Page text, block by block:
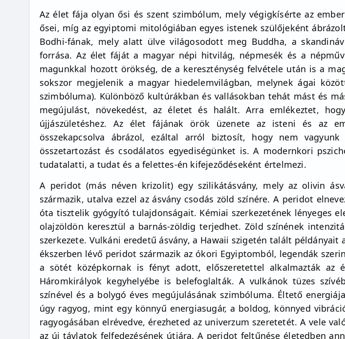
Az élet fája olyan ősi és szent szimbólum, mely végigkísérte az
ősei, míg az egyiptomi mitológiában egyes istenek szülőjeként
Bodhi-fának, mely alatt ülve világosodott meg Buddha, a
forrása. Az élet fáját a magyar népi hitvilág, népmesék és a
magunkkal hozott örökség, de a kereszténység felvétele után is a
sokszor megjelenik a magyar hiedelemvilágban, melynek ágai
szimbóluma). Különböző kultúrákban és vallásokban tehát mást és
megújulást, növekedést, az életet és halált. Arra emlékeztet,
újjászületéshez. Az élet fájának örök üzenete az isteni és az
összekapcsolva ábrázol, ezáltal arról biztosít, hogy nem
összetartozást és csodálatos egyediségünket is. A modernkori
tudatalatti, a tudat és a felettes-én kifejeződéseként értelmezi.
A peridot (más néven krizolit) egy szilikátásvány, mely az olivin
származik, utalva ezzel az ásvány csodás zöld színére. A peridot
óta tisztelik gyógyító tulajdonságait. Kémiai szerkezetének lényeges
olajzöldön keresztül a barnás-zöldig terjedhet. Zöld színének
szerkezete. Vulkáni eredetű ásvány, a Hawaii szigetén talált
ékszerben lévő peridot származik az ókori Egyiptomból, legendák
a sötét középkornak is fényt adott, előszeretettel alkalmazták az
Háromkirályok kegyhelyébe is belefoglalták. A vulkánok tüzes
színével és a bolygó éves megújulásának szimbóluma. Éltető
úgy ragyog, mint egy könnyű energiasugár, a boldog, könnyed
ragyogásában elrévedve, érezheted az univerzum szeretetét. A vele
az új távlatok felfedezésének útjára. A peridot feltűnése életedben